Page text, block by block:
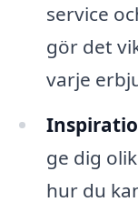
service
gör det
varje
ge dig
hur du